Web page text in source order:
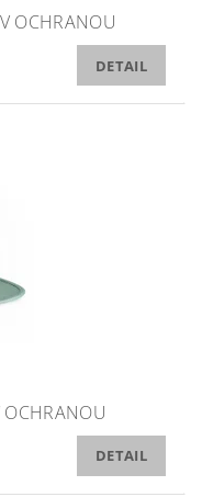
OCHRANOU
DETAIL
OCHRANOU
DETAIL